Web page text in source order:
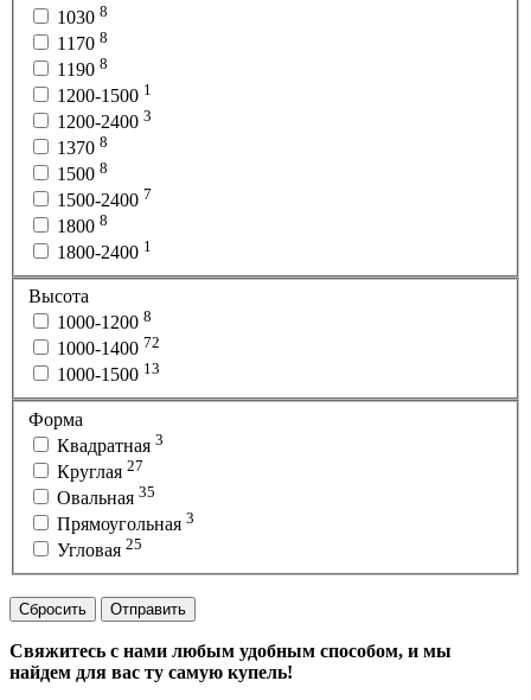
1030 8
1170 8
1190 8
1200-1500 1
1200-2400 3
1370 8
1500 8
1500-2400 7
1800 8
1800-2400 1
Высота
1000-1200 8
1000-1400 72
1000-1500 13
Форма
Квадратная 3
Круглая 27
Овальная 35
Прямоугольная 3
Угловая 25
Сбросить Отправить
Свяжитесь с нами любым удобным способом, и мы
найдем для вас ту самую купель!